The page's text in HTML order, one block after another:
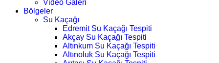
Video Galeri
Bölgeler
Su Kaçağı
Edremit Su Kaçağı Tespiti
Akçay Su Kaçağı Tespiti
Altınkum Su Kaçağı Tespiti
Altınoluk Su Kaçağı Tespiti